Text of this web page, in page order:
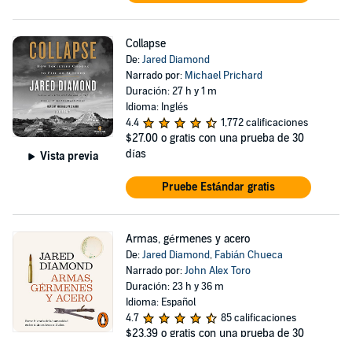
Vista previa
Collapse
De:Jared Diamond
Narrado por: Michael Prichard
Duración: 27 h y 1 m
Idioma: Inglés
4.4
1,772 calificaciones
$27.00 o gratis con una prueba de 30
días
Pruebe Estándar gratis
Armas, gérmenes y acero
De:Jared Diamond, Fabián Chueca
Narrado por:John Alex Toro
Duración: 23 h y 36 m
Idioma: Español
4.7
85 calificaciones
$23.39 o gratis con una prueba de 30